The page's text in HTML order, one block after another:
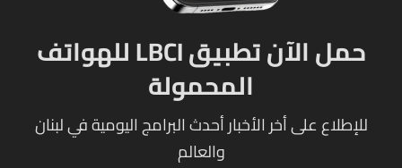
حمل الآن تطبيق LBCI للهواتف
المحمولة
للإطلاع على أخر الأخبار أحدث البرامج اليومية في لبنان
والعالم